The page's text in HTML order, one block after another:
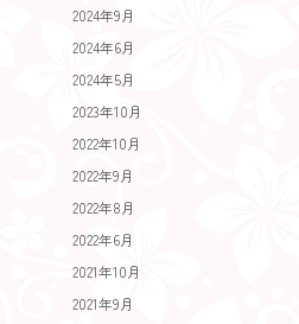
2024年9月
2024年6月
2024年5月
2023年10月
2022年10月
2022年9月
2022年8月
2022年6月
2021年10月
2021年9月